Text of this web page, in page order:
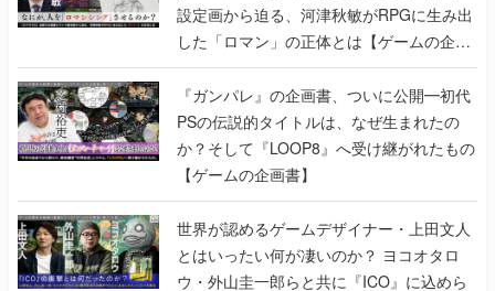
設定画から迫る、河津秋敏がRPGに生み出
した「ロマン」の正体とは【ゲームの企画
書】
『ガンパレ』の企画書、ついに公開━初代
PSの伝説的タイトルは、なぜ生まれたの
か？そして『LOOP8』へ受け継がれたもの
【ゲームの企画書】
世界が認めるゲームデザイナー・上田文人
とはいったい何が凄いのか？ ヨコオタロ
ウ・外山圭一郎らと共に『ICO』に込めら